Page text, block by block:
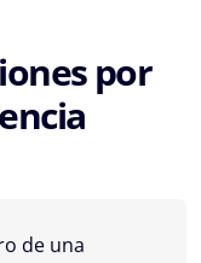
por
de una